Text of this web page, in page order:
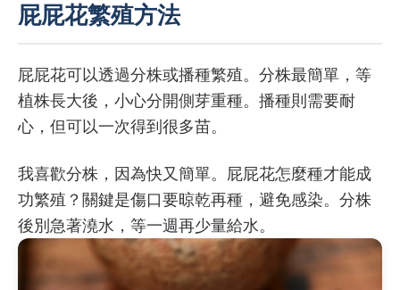
屁屁花繁殖方法
屁屁花可以透過分株或播種繁殖。分株最簡單，等
植株長大後，小心分開側芽重種。播種則需要耐
心，但可以一次得到很多苗。
我喜歡分株，因為快又簡單。屁屁花怎麼種才能成
功繁殖？關鍵是傷口要晾乾再種，避免感染。分株
後別急著澆水，等一週再少量給水。